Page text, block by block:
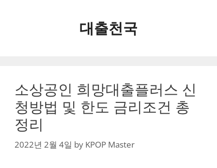
대출천국
소상공인 희망대출플러스 신
청방법 및 한도 금리조건 총
정리
2022년 2월 4일 by KPOP Master